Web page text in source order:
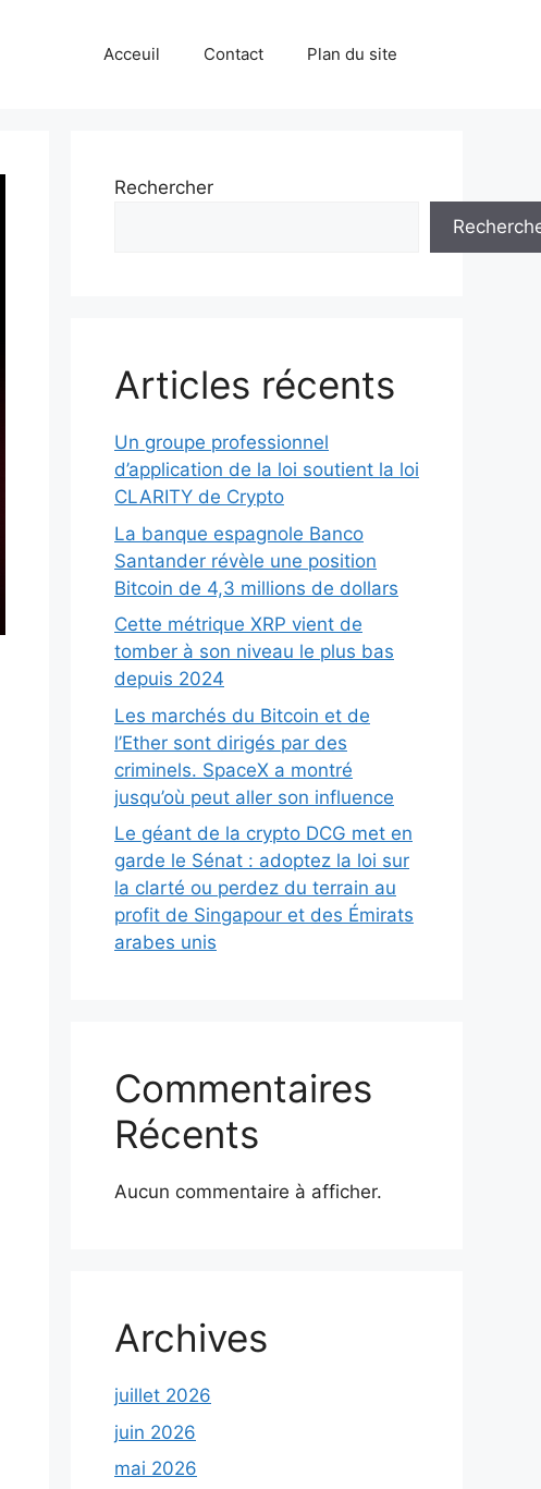
Acceuil Contact Plan du site
Rechercher
Articles récents
Un groupe professionnel
d’application de la loi soutient la loi
CLARITY de Crypto
La banque espagnole Banco
Santander révèle une position
Bitcoin de 4,3 millions de dollars
Cette métrique XRP vient de
tomber à son niveau le plus bas
depuis 2024
Les marchés du Bitcoin et de
l’Ether sont dirigés par des
criminels. SpaceX a montré
jusqu’où peut aller son influence
Le géant de la crypto DCG met en
garde le Sénat : adoptez la loi sur
la clarté ou perdez du terrain au
profit de Singapour et des Émirats
arabes unis
Commentaires
Récents
Aucun commentaire à afficher.
Archives
juillet 2026
juin 2026
mai 2026